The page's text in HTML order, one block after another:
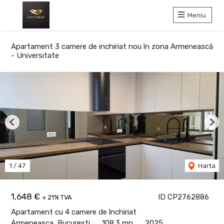
Meniu
Apartament 3 camere de inchiriat nou în zona Armenească
- Universitate
ID CP2762886
1,648 € + 21% TVA
Apartament cu 4 camere de închiriat
1 / 47 Harta
Previous